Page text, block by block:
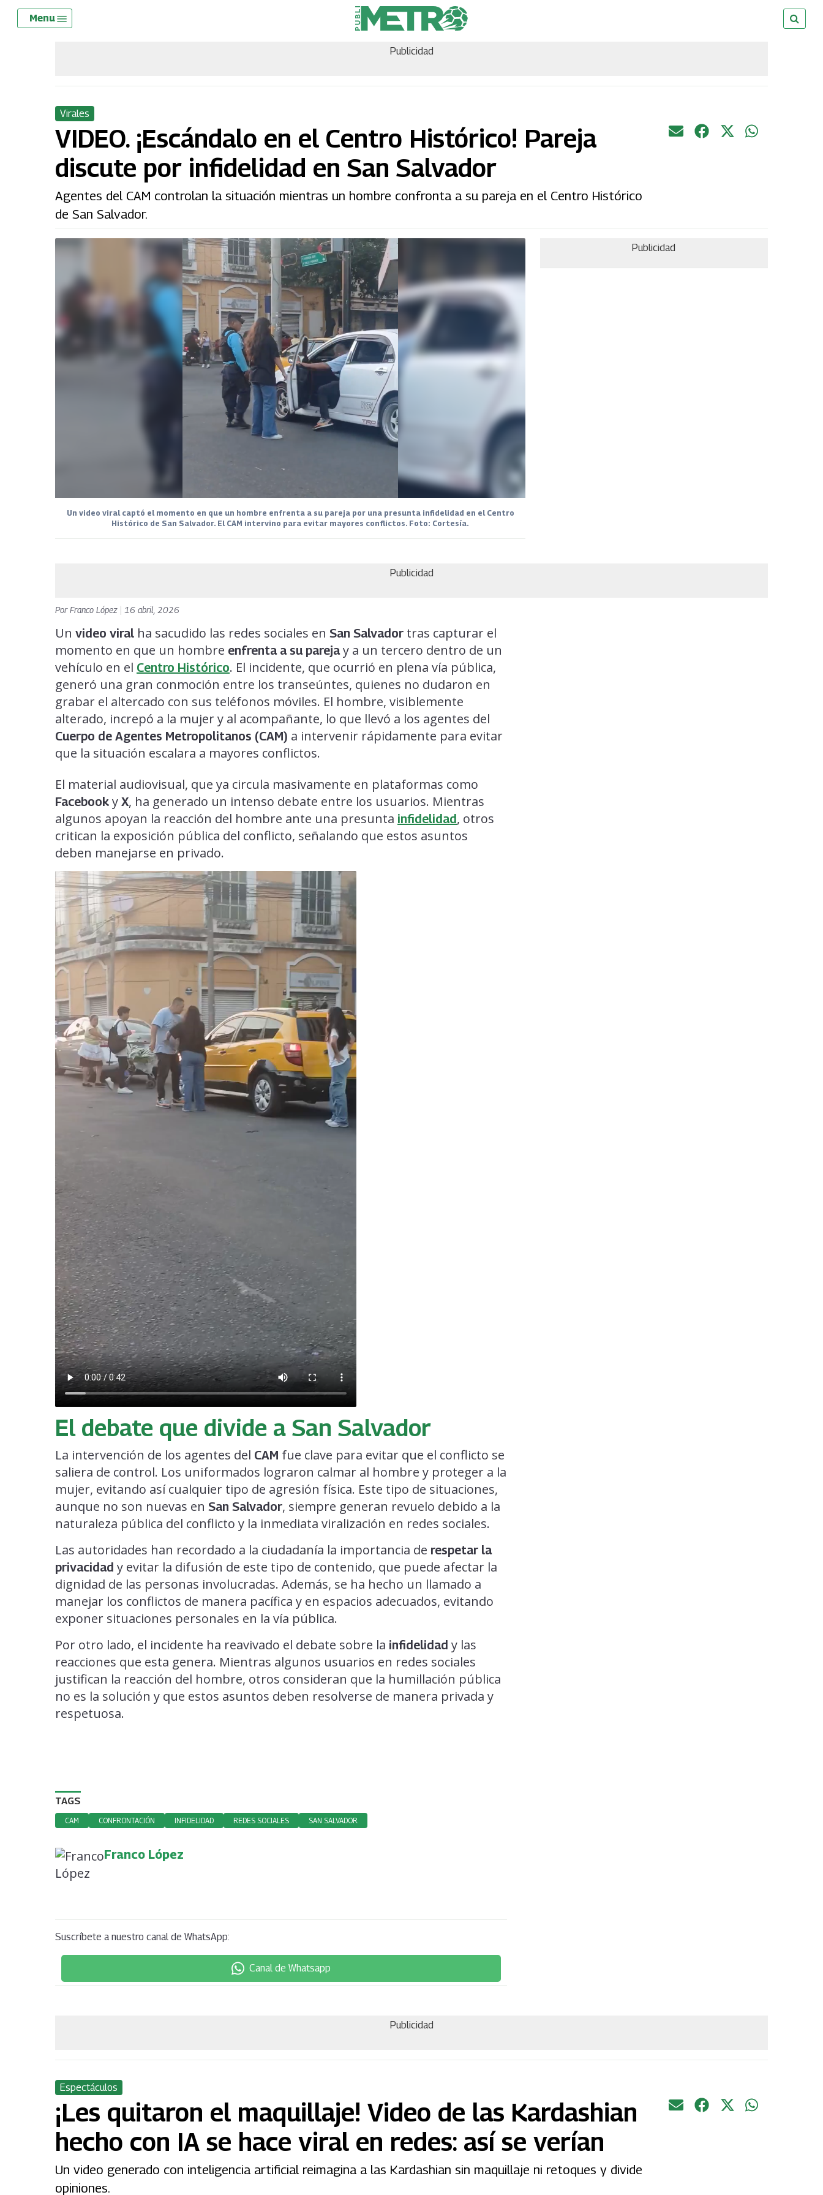
Skip
Menu
Publicidad
Virales
VIDEO. ¡Escándalo en el Centro Histórico! Pareja
discute por infidelidad en San Salvador
Agentes del CAM controlan la situación mientras un hombre confronta a su pareja en el Centro Histórico
de San Salvador.
Un video viral captó el momento en que un hombre enfrenta a su pareja por una presunta infidelidad en el Centro
Histórico de San Salvador. El CAM intervino para evitar mayores conflictos. Foto: Cortesía.
Publicidad
Publicidad
PorFranco López 16 abril, 2026
Un video viral ha sacudido las redes sociales en San Salvador tras capturar el
momento en que un hombre enfrenta a su parejay a un tercero dentro de un
vehículo en el Centro Histórico. El incidente, que ocurrió en plena vía pública,
generó una gran conmoción entre los transeúntes, quienes no dudaron en
grabar el altercado con sus teléfonos móviles. El hombre, visiblemente
alterado, increpó a la mujer y al acompañante, lo que llevó a los agentes del
Cuerpo de Agentes Metropolitanos (CAM) a intervenir rápidamente para evitar
que la situación escalara a mayores conflictos.
El material audiovisual, que ya circula masivamente en plataformas como
Facebook y X, ha generado un intenso debate entre los usuarios. Mientras
algunos apoyan la reacción del hombre ante una presunta infidelidad, otros
critican la exposición pública del conflicto, señalando que estos asuntos
deben manejarse en privado.
El debate que divide a San Salvador
La intervención de los agentes del CAM fue clave para evitar que el conflicto se
saliera de control. Los uniformados lograron calmar al hombre y proteger a la
mujer, evitando así cualquier tipo de agresión física. Este tipo de situaciones,
aunque no son nuevas en San Salvador, siempre generan revuelo debido a la
naturaleza pública del conflicto y la inmediata viralización en redes sociales.
Las autoridades han recordado a la ciudadanía la importancia de respetar la
privacidad y evitar la difusión de este tipo de contenido, que puede afectar la
dignidad de las personas involucradas. Además, se ha hecho un llamado a
manejar los conflictos de manera pacífica y en espacios adecuados, evitando
exponer situaciones personales en la vía pública.
Por otro lado, el incidente ha reavivado el debate sobre la infidelidad y las
reacciones que esta genera. Mientras algunos usuarios en redes sociales
justifican la reacción del hombre, otros consideran que la humillación pública
no es la solución y que estos asuntos deben resolverse de manera privada y
respetuosa.
TAGS
CAM CONFRONTACIÓN INFIDELIDAD REDES SOCIALES SAN SALVADOR
Franco López
Suscríbete a nuestro canal de WhatsApp:
Canal de Whatsapp
Publicidad
Espectáculos
¡Les quitaron el maquillaje! Video de las Kardashian
hecho con IA se hace viral en redes: así se verían
Un video generado con inteligencia artificial reimagina a las Kardashian sin maquillaje ni retoques y divide
opiniones.
Menu